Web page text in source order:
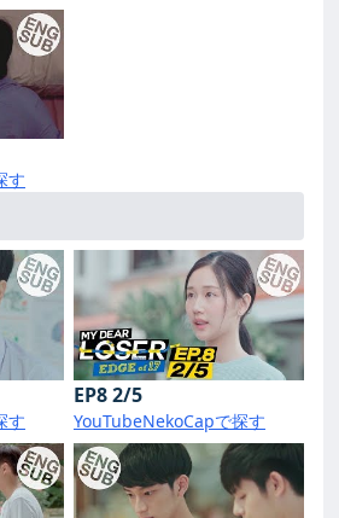
す
す
EP8 2/5
YouTubeNekoCapで探す